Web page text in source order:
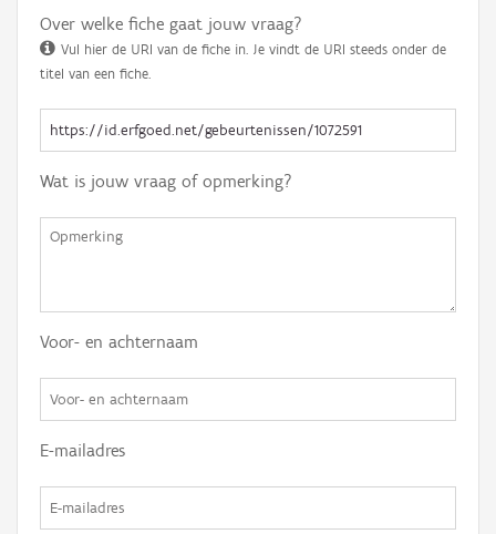
Over welke fiche gaat jouw vraag?
Vul hier de URI van de fiche in. Je vindt de URI steeds onder de
titel van een fiche.
Wat is jouw vraag of opmerking?
Voor- en achternaam
E-mailadres